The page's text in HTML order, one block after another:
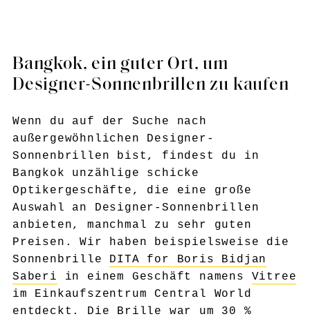
Bangkok, ein guter Ort, um
Designer-Sonnenbrillen zu kaufen
Wenn du auf der Suche nach
außergewöhnlichen Designer-
Sonnenbrillen bist, findest du in
Bangkok unzählige schicke
Optikergeschäfte, die eine große
Auswahl an Designer-Sonnenbrillen
anbieten, manchmal zu sehr guten
Preisen. Wir haben beispielsweise die
Sonnenbrille DITA for Boris Bidjan
Saberi in einem Geschäft namens Vitree
im Einkaufszentrum Central World
entdeckt. Die Brille war um 30 %